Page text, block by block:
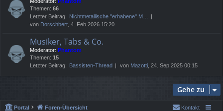
Themen: 66
Letzter Beitrag: Nichtmetallische "erhabene" M…
von Dorschbert , 4. Feb 2026 15:20
Musiker, Tabs & Co.
Moderator: Phantom
Themen: 15
Letzter Beitrag: Bassisten-Thread von Mazotti , 24. Sep 2025 00:15
Gehe zu
Portal Foren-Übersicht Kontakt